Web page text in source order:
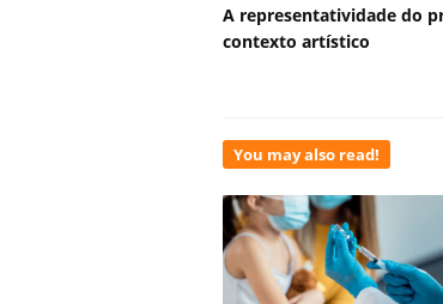
A representatividade do
contexto artístico
You may also read!